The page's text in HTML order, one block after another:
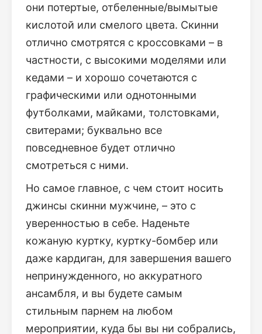
они потертые, отбеленные/вымытые
кислотой или смелого цвета. Скинни
отлично смотрятся с кроссовками – в
частности, с высокими моделями или
кедами – и хорошо сочетаются с
графическими или однотонными
футболками, майками, толстовками,
свитерами; буквально все
повседневное будет отлично
смотреться с ними.
Но самое главное, с чем стоит носить
джинсы скинни мужчине, – это с
уверенностью в себе. Наденьте
кожаную куртку, куртку-бомбер или
даже кардиган, для завершения вашего
непринужденного, но аккуратного
ансамбля, и вы будете самым
стильным парнем на любом
мероприятии, куда бы вы ни собрались,